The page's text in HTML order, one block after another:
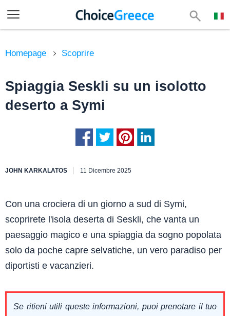
Homepage Scoprire
Spiaggia Seskli su un isolotto
deserto a Symi
JOHN KARKALATOS 11 Dicembre 2025
Con una crociera di un giorno a sud di Symi,
scoprirete l'isola deserta di Seskli, che vanta un
paesaggio magico e una spiaggia da sogno popolata
solo da poche capre selvatiche, un vero paradiso per
diportisti e vacanzieri.
Se ritieni utili queste informazioni, puoi prenotare il tuo